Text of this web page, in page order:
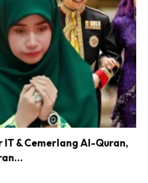
semangkuk dan
kembang. Rendaman
coklat jernih.
IT & Cemerlang Al-Quran,